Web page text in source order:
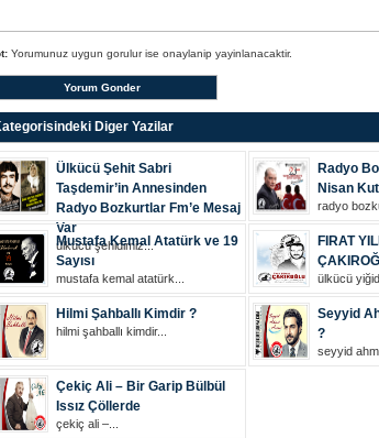
Yorumunuz uygun gorulur ise onaylanip yayinlanacaktir.
Diger Yazilar
Ülkücü Şehit Sabri
Taşdemir’in Annesinden
Radyo Bozkurtlar Fm’e Mesaj
Var
ülkücü şehi̇di̇mi̇z...
Radyo
Nisan
radyo
Mustafa Kemal Atatürk ve 19
Sayısı
mustafa kemal atatürk...
FIRAT
ülkücü
Hilmi Şahballı Kimdir ?
hilmi şahballı kimdir...
Seyyid
?
seyyid
Çekiç Ali – Bir Garip Bülbül
Issız Çöllerde
çekiç ali –...